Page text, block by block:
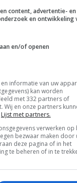
de
Samsung
content, advertentie- en
en ontwikkeling
en/of openen
informatie van uw
kan worden
met 332 partners of
en onze partners
Lijst met partners.
verwerken op
bezwaar maken door
deze pagina of in het
te beheren of in te